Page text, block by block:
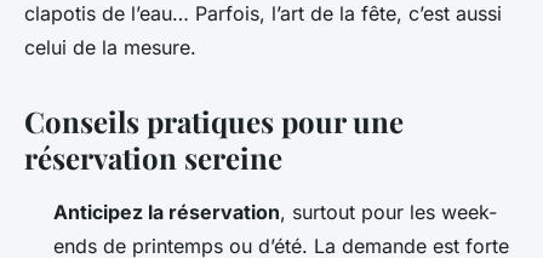
clapotis de l’eau… Parfois, l’art de la fête, c’est aussi
celui de la mesure.
Conseils pratiques pour une
réservation sereine
Anticipez la réservation, surtout pour les week-
ends de printemps ou d’été. La demande est forte